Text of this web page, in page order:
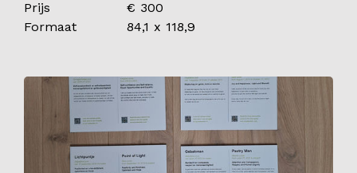
Prijs
€ 300
Formaat
84,1 x 118,9